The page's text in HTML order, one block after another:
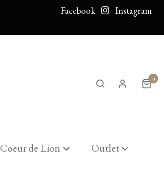
Facebook Instagram
0
Coeur de Lion Outlet